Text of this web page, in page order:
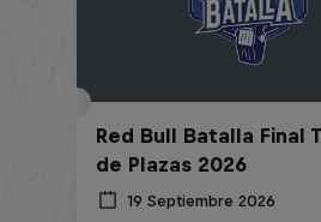
Red Bull Batalla Final
de Plazas 2026
19 Septiembre 2026